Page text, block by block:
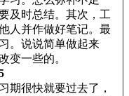
及时总结。其次，工
人并作做好笔记。最
。说说简单做起来
变一些的。
期很快就要过去了，